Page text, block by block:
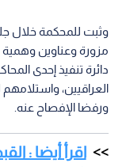
وثبت للمحكمة خلال
مزورة وعناوين وهمية
دائرة تنفيذ إحدى
العراقيين،
ورفضا الإفصاح عنه.
اقرأ أيضا :